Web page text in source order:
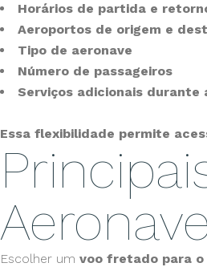
Horários de partida e
Aeroportos de origem e
Tipo de aeronave
Número de passageiros
Serviços adicionais durante
Essa flexibilidade permite
Aeronave
Escolher um voo fretado para o